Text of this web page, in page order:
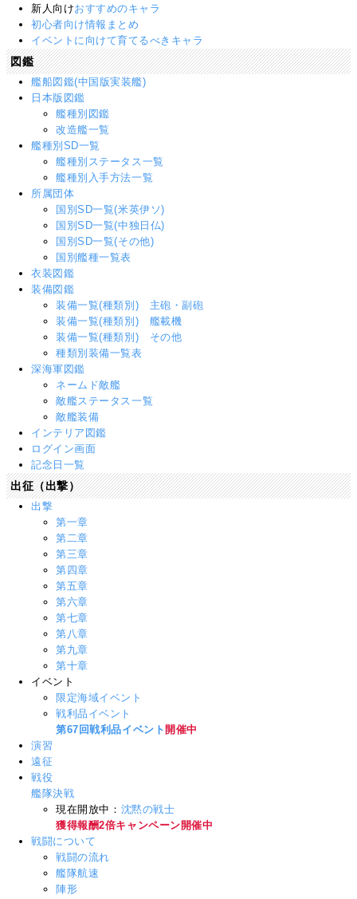
新人向けおすすめのキャラ
初心者向け情報まとめ
イベントに向けて育てるべきキャラ
図鑑
艦船図鑑(中国版実装艦)
日本版図鑑
艦種別図鑑
改造艦一覧
艦種別SD一覧
艦種別ステータス一覧
艦種別入手方法一覧
所属団体
国別SD一覧(米英伊ソ)
国別SD一覧(中独日仏)
国別SD一覧(その他)
国別艦種一覧表
衣装図鑑
装備図鑑
装備一覧(種類別) 主砲・副砲
装備一覧(種類別) 艦載機
装備一覧(種類別) その他
種類別装備一覧表
深海軍図鑑
ネームド敵艦
敵艦ステータス一覧
敵艦装備
インテリア図鑑
ログイン画面
記念日一覧
出征（出撃）
出撃
第一章
第二章
第三章
第四章
第五章
第六章
第七章
第八章
第九章
第十章
イベント
限定海域イベント
戦利品イベント
第67回戦利品イベント 開催中
演習
遠征
戦役
艦隊決戦
現在開放中： 沈黙の戦士
獲得報酬2倍キャンペーン開催中
戦闘について
戦闘の流れ
艦隊航速
陣形